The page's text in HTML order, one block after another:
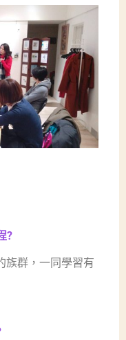
?
族群，一同學習有